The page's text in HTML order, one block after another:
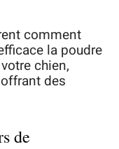
comment
la poudre
chien,
des
de